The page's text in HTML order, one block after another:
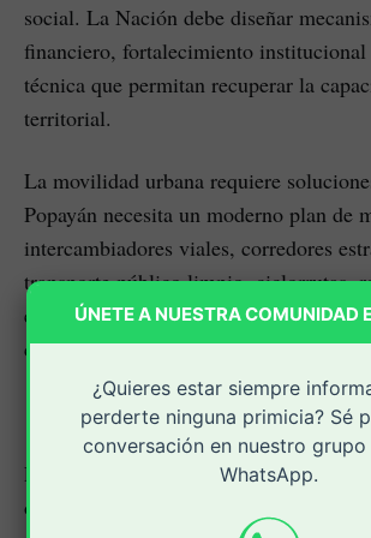
social. La Nación debe diseñar
financiero, fortalecimiento institucional
técnica que permitan recuperar la
territorial.
La movilidad urbana requiere
Popayán necesita un moderno plan de
intercambiadores viales, corredores
transporte público limpio, ciclorrutas,
espacio público y una planificación
crecimiento ordenado de la ciudad.
En materia de vivienda y saneamiento
objetivo debe ser cerrar las brechas
ÚNETE A NUESTRA COMUNIDAD
¿Quieres estar siempre
perderte ninguna primicia? Sé
conversación en nuestro
WhatsApp.